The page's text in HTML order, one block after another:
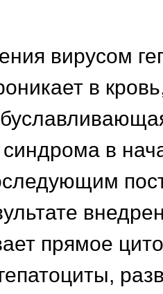
вирусом
в
синдрома в
прямое